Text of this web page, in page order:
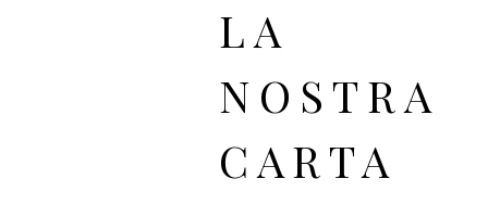
LA
NOSTRA
CARTA